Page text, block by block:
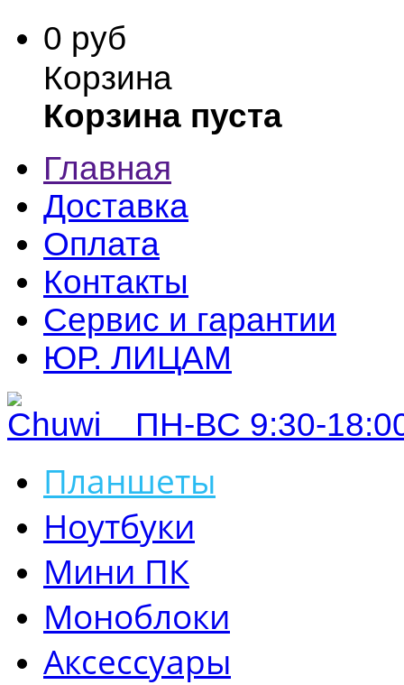
0 руб
Корзина
Корзина пуста
Главная
Доставка
Оплата
Контакты
Сервис и гарантии
ЮР. ЛИЦАМ
ПН-ВС 9:30-
Планшеты
Ноутбуки
Мини ПК
Моноблоки
Аксессуары